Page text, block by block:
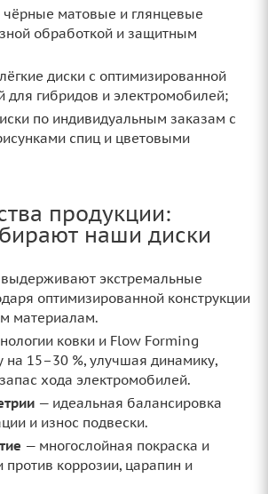
чёрные матовые и глянцевые
обработкой и защитным
диски с оптимизированной
для гибридов и электромобилей;
по индивидуальным заказам с
спиц и цветовыми
продукции:
наши диски
экстремальные
оптимизированной конструкции
материалам.
ковки и Flow Forming
на 15–30 %, улучшая динамику,
хода электромобилей.
— идеальная балансировка
и износ подвески.
— многослойная покраска и
коррозии, царапин и